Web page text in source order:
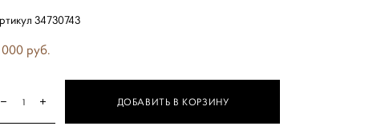
34730743
pуб.
ДОБАВИТЬ В КОРЗИНУ